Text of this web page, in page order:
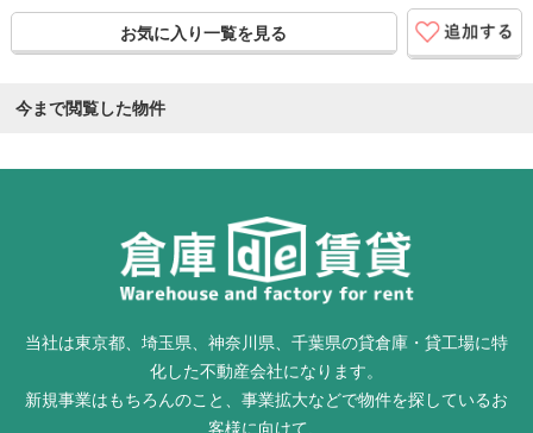
お気に入り一覧を見る
今まで閲覧した物件
当社は東京都、埼玉県、神奈川県、千葉県の貸倉庫・貸工場に特
化した不動産会社になります。
新規事業はもちろんのこと、事業拡大などで物件を探しているお
客様に向けて、